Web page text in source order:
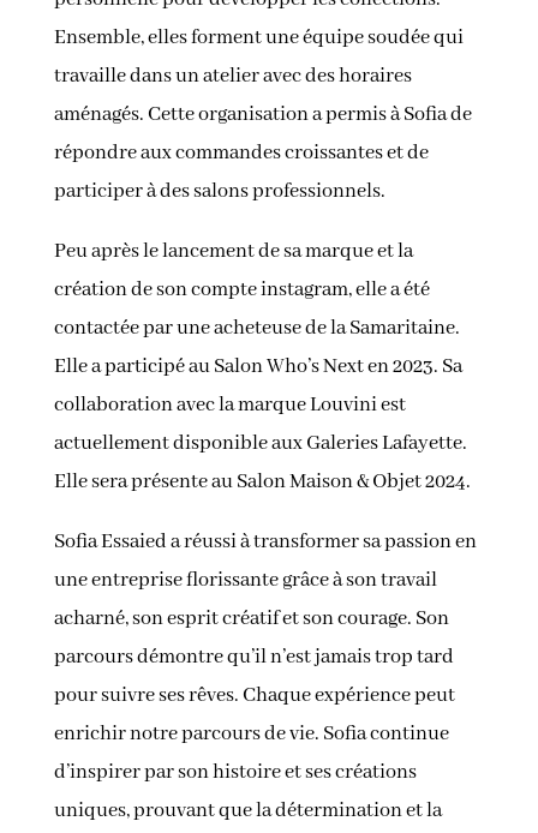
Ensemble, elles forment une équipe soudée qui
travaille dans un atelier avec des horaires
aménagés. Cette organisation a permis à Sofia de
répondre aux commandes croissantes et de
participer à des salons professionnels.
Peu après le lancement de sa marque et la
création de son compte instagram, elle a été
contactée par une acheteuse de la Samaritaine.
Elle a participé au Salon Who’s Next en 2023. Sa
collaboration avec la marque Louvini est
actuellement disponible aux Galeries Lafayette.
Elle sera présente au Salon Maison & Objet 2024.
Sofia Essaied a réussi à transformer sa passion en
une entreprise florissante grâce à son travail
acharné, son esprit créatif et son courage. Son
parcours démontre qu’il n’est jamais trop tard
pour suivre ses rêves. Chaque expérience peut
enrichir notre parcours de vie. Sofia continue
d’inspirer par son histoire et ses créations
uniques, prouvant que la détermination et la